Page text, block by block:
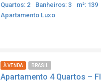
Quartos: 2
Banheiros: 3
m²: 139
Apartamento Luxo
À VENDA BRASIL
Apartamento 4 Quartos –